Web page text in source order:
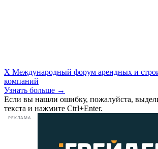
X Международный форум арендных и
компаний
Узнать больше →
Если вы нашли ошибку, пожалуйста,
текста и нажмите Ctrl+Enter.
РЕКЛАМА